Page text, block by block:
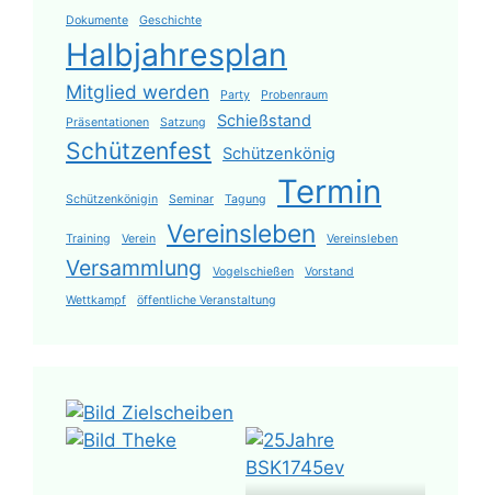
Dokumente Geschichte
Halbjahresplan
Mitglied werden Party
Probenraum
Präsentationen
Satzung Schießstand
Schützenfest Schützenkönig
Schützenkönigin Seminar Tagung Termin
Training Verein Vereinsleben Vereinsleben
Versammlung Vogelschießen
Vorstand
Wettkampf
öffentliche Veranstaltung